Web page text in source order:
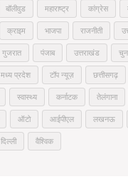
बॉलीवुड महाराष्ट्र कांग्रेस
क्राइम भाजपा राजनीती
गुजरात पंजाब उत्तराखंड
मध्य प्रदेश टॉप न्यूज़ छत्तीसगढ़
स्वास्थ्य कर्नाटक तेलंगाना
ऑटो आईपीएल लखनऊ
दिल्ली वैश्विक